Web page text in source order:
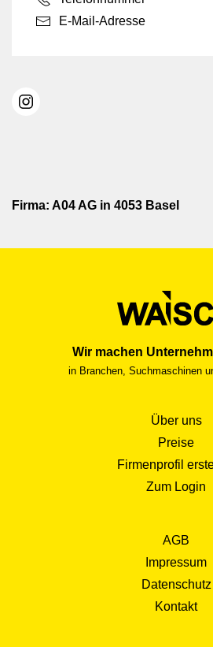
E-Mail-Adresse
Firma: A04 AG in 4053 Basel
Wir machen
in Branchen, Suchmaschinen
Über uns
Preise
Firmenprofil
Zum Login
AGB
Impressum
Datenschutz
Kontakt